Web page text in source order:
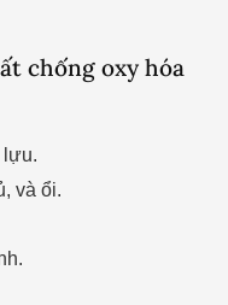
chống oxy hóa
lựu.
và ổi.